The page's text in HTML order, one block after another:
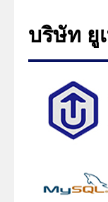
บริษัท ยู